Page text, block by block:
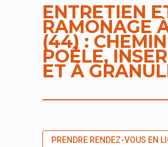
ramoner
ENTRETIEN
RAMONAGE
(44) :
POÊLE,
ET À
PRENDRE RENDEZ-VOUS EN